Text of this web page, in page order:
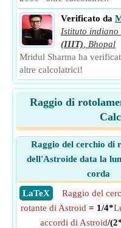
Verificato da
Istituto
(IIIT)
Bhopal
Mridul Sharma ha
altre calcolatrici!
Raggio di
Raggio del cerchio di
dell'Astroide data la
corda
​ LaTeX
Raggio del
rotante di Astroid = 1/4*
accordi di Astroid/